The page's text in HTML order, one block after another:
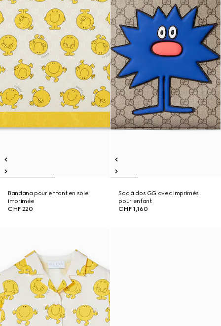
Bandana pour enfant en soie
imprimée
CHF 220
Sac à dos GG avec imprimés
pour enfant
CHF 1,160